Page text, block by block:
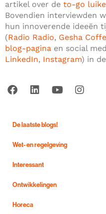
artikel over de to-go
Bovendien interviewden
hun innoverende ideeën
(Radio Radio, Gesha
blog-pagina en social
LinkedIn, Instagram) in
De laatste blogs!
Wet- en regelgeving
Interessant
Ontwikkelingen
Horeca